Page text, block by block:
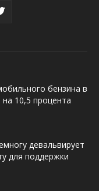
бензина в
на 10,5 процента
девальвирует
для поддержки